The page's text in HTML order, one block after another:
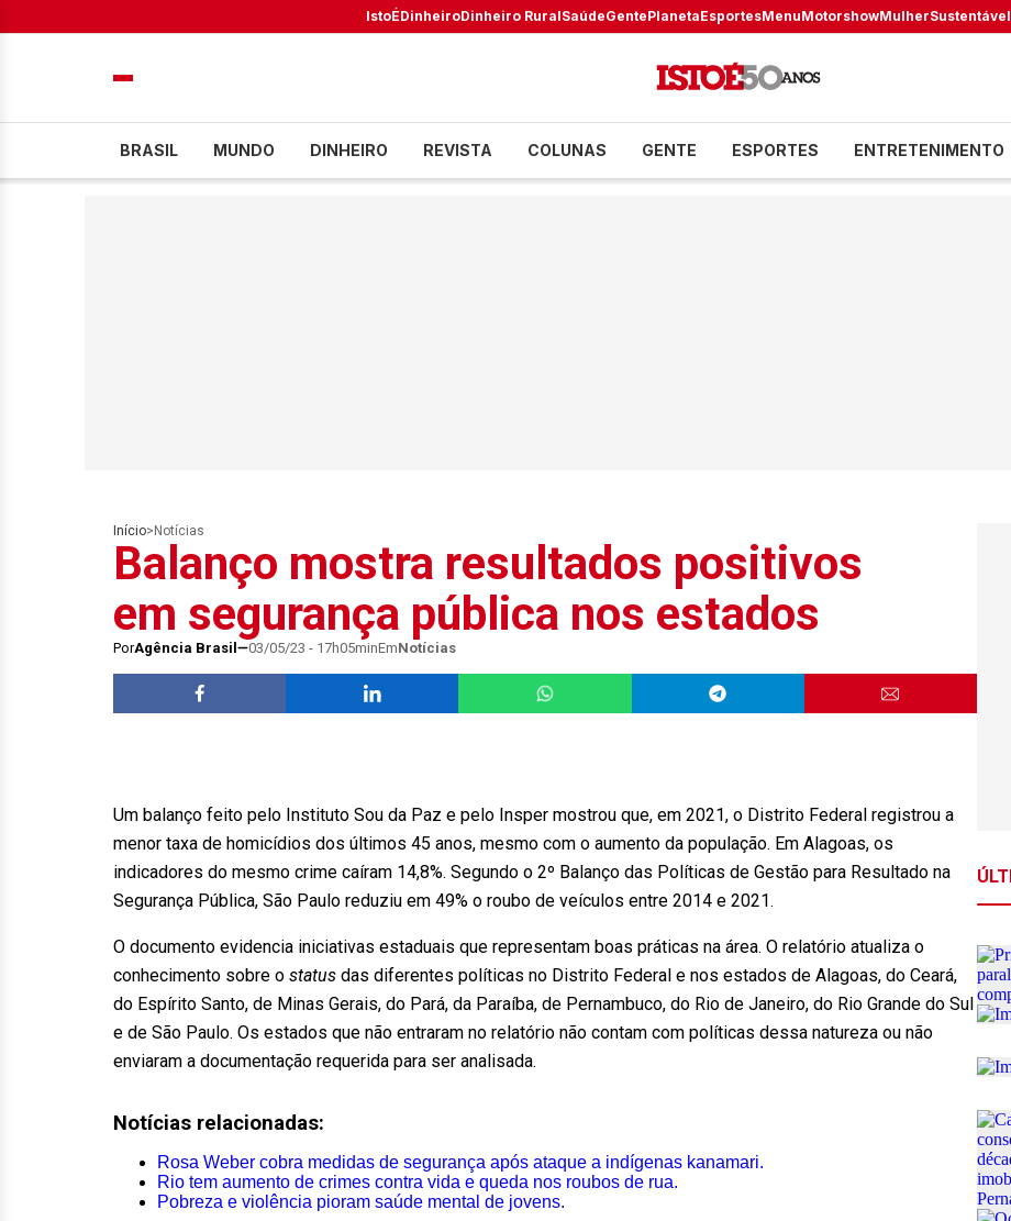
IstoÉDinheiroDinheiro RuralSaúdeGentePlanetaEsportesMenuMotorshowMulherSustentável
BRASIL MUNDO DINHEIRO REVISTA COLUNAS GENTE ESPORTES ENTRETENIMENTO
Início> Notícias
Balanço mostra resultados positivos
em segurança pública nos estados
PorAgência Brasil 03/05/23 - 17h05minEmNotícias
Um balanço feito pelo Instituto Sou da Paz e pelo Insper mostrou que, em 2021, o Distrito Federal registrou a
menor taxa de homicídios dos últimos 45 anos, mesmo com o aumento da população. Em Alagoas, os
indicadores do mesmo crime caíram 14,8%. Segundo o 2º Balanço das Políticas de Gestão para Resultado na
Segurança Pública, São Paulo reduziu em 49% o roubo de veículos entre 2014 e 2021.
O documento evidencia iniciativas estaduais que representam boas práticas na área. O relatório atualiza o
conhecimento sobre o status das diferentes políticas no Distrito Federal e nos estados de Alagoas, do Ceará,
do Espírito Santo, de Minas Gerais, do Pará, da Paraíba, de Pernambuco, do Rio de Janeiro, do Rio Grande do Sul
e de São Paulo. Os estados que não entraram no relatório não contam com políticas dessa natureza ou não
enviaram a documentação requerida para ser analisada.
Notícias relacionadas:
Rosa Weber cobra medidas de segurança após ataque a indígenas kanamari.
Rio tem aumento de crimes contra vida e queda nos roubos de rua.
Pobreza e violência pioram saúde mental de jovens.